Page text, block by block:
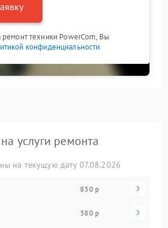
ремонт техники PowerCom, Вы
конфиденциальности
услуги ремонта
на текущую дату 07.08.2026
830 р
380 р